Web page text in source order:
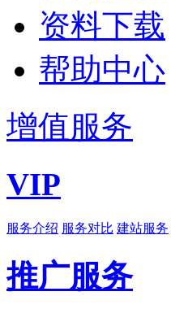
资料下载
帮助中心
增值服务
VIP
服务介绍 服务对比 建站服务
推广服务